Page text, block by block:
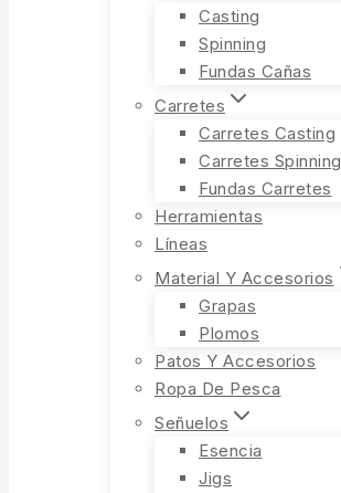
Casting
Spinning
Fundas Cañas
Carretes
Carretes Casting
Carretes Spinning
Fundas Carretes
Herramientas
Líneas
Material Y Accesorios
Grapas
Plomos
Patos Y Accesorios
Ropa De Pesca
Señuelos
Esencia
Jigs